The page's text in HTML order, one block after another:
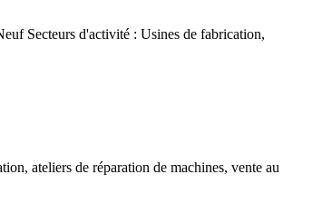
Secteurs d'activité : Usines de fabrication,
ateliers de réparation de machines, vente au